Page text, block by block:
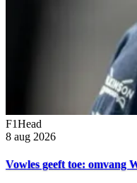
F1Head
8 aug 2026
Vowles geeft toe: omvang